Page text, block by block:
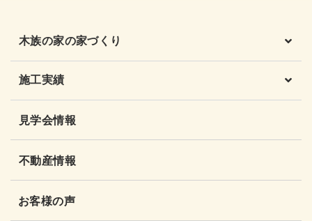
木族の家の家づくり
施工実績
見学会情報
不動産情報
お客様の声